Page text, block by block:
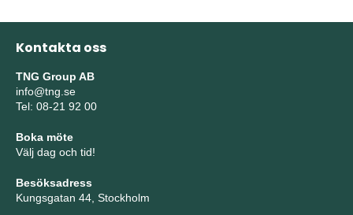
Kontakta oss
TNG Group AB
info@tng.se
Tel: 08-21 92 00
Boka möte
Välj dag och tid!
Besöksadress
Kungsgatan 44, Stockholm